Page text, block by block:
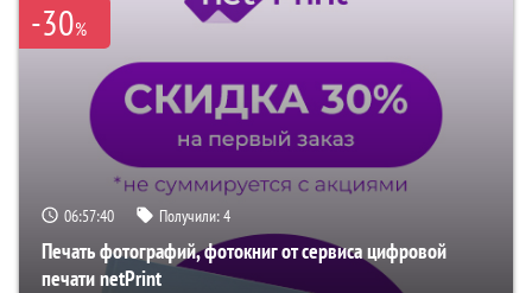
-30%
06:57:39 Получили:4
Печать фотографий, фотокниг от сервиса цифровой
печати netPrint